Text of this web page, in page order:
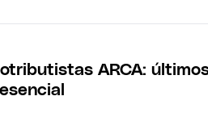
ARCA: